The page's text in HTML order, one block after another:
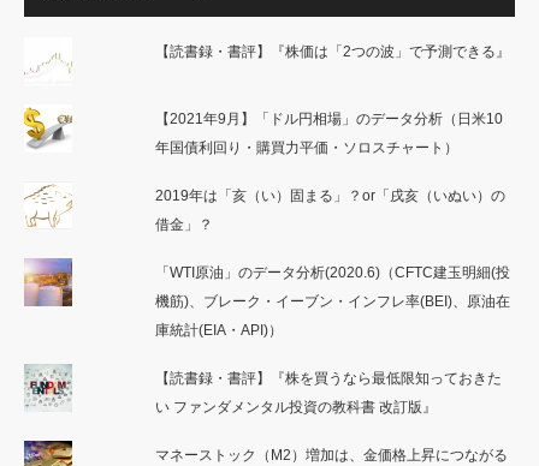
【読書録・書評】『株価は「2つの波」で予測できる』
【2021年9月】「ドル円相場」のデータ分析（日米10
年国債利回り・購買力平価・ソロスチャート）
2019年は「亥（い）固まる」？or「戌亥（いぬい）の
借金」？
「WTI原油」のデータ分析(2020.6)（CFTC建玉明細(投
機筋)、ブレーク・イーブン・インフレ率(BEI)、原油在
庫統計(EIA・API)）
【読書録・書評】『株を買うなら最低限知っておきた
い ファンダメンタル投資の教科書 改訂版』
マネーストック（M2）増加は、金価格上昇につながる